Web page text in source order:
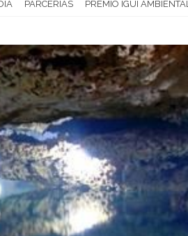
PARCERIAS PRÊMIO IGUI AMBIENTAL